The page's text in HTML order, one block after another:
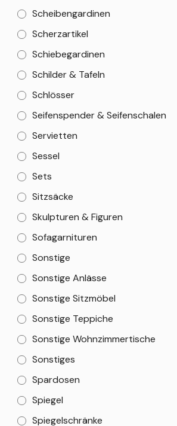
Scheibengardinen
Scherzartikel
Schiebegardinen
Schilder & Tafeln
Schlösser
Seifenspender & Seifenschalen
Servietten
Sessel
Sets
Sitzsäcke
Skulpturen & Figuren
Sofagarnituren
Sonstige
Sonstige Anlässe
Sonstige Sitzmöbel
Sonstige Teppiche
Sonstige Wohnzimmertische
Sonstiges
Spardosen
Spiegel
Spiegelschränke